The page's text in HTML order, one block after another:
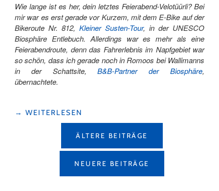
Wie lange ist es her, dein letztes Feierabend-Velotüürli? Bei
mir war es erst gerade vor Kurzem, mit dem E-Bike auf der
Bikeroute Nr. 812, Kleiner Susten-Tour, in der UNESCO
Biosphäre Entlebuch. Allerdings war es mehr als eine
Feierabendroute, denn das Fahrerlebnis im Napfgebiet war
so schön, dass ich gerade noch in Romoos bei Wallimanns
in der Schattsite,B&B-Partner der Biosphäre,
übernachtete.
"AM
→ WEITERLESEN
BEITRAGSNAVIGATION
ÄLTERE BEITRÄGE
NEUERE BEITRÄGE